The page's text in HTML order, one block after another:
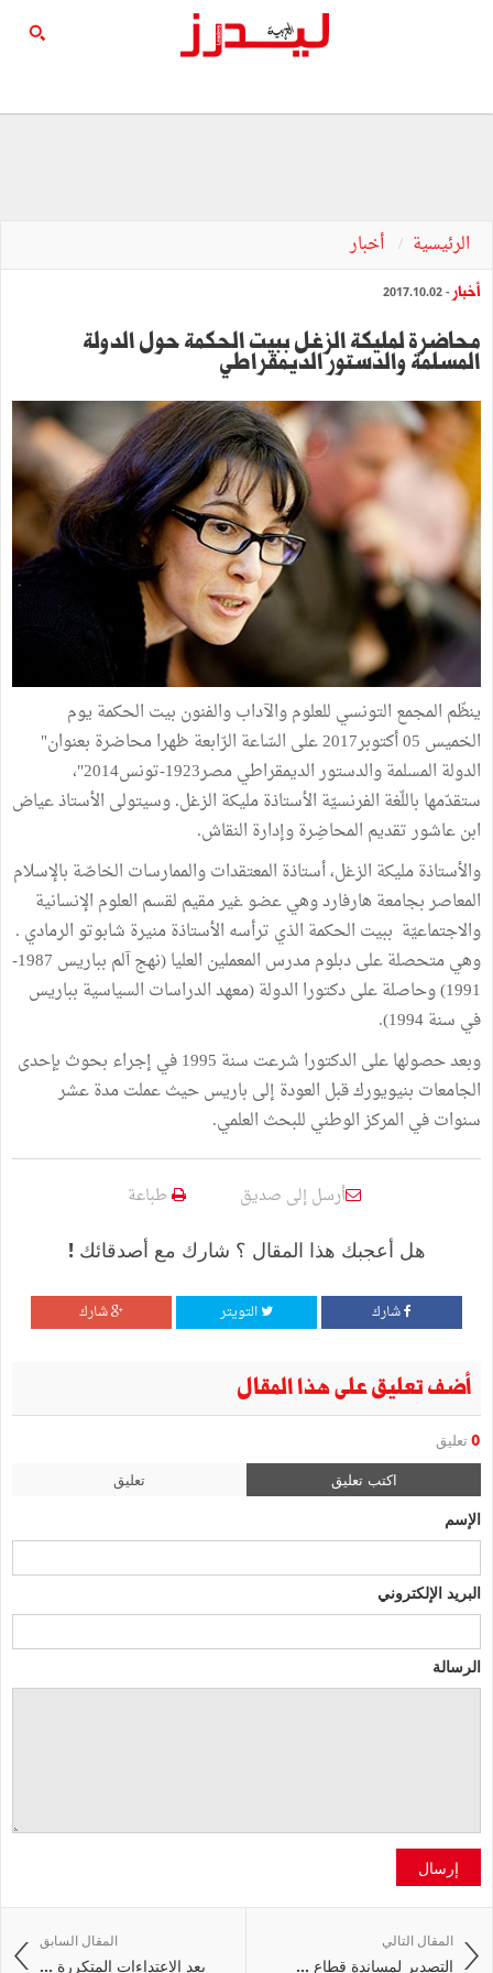
الرئيسية أخبار
أخبار - 2017.10.02
محاضرة لمليكة الزغل ببيت الحكمة حول الدولة
المسلمة والدستور الديمقراطي
ينظّم المجمع التونسي للعلوم والآداب والفنون بيت الحكمة يوم
الخميس 05 أكتوبر2017 على السّاعة الرّابعة ظهرا محاضرة بعنوان"
الدولة المسلمة والدستور الديمقراطي مصر1923-تونس2014"،
ستقدّمها باللّغة الفرنسيّة الأستاذة مليكة الزغل. وسيتولى الأستاذ عياض
ابن عاشور تقديم المحاضِرة وإدارة النقاش.
والأستاذة مليكة الزغل، أستاذة المعتقدات والممارسات الخاصّة بالإسلام
المعاصر بجامعة هارفارد وهي عضو غير مقيم لقسم العلوم الإنسانية
والاجتماعيّة ببيت الحكمة الذي ترأسه الأستاذة منيرة شابوتو الرمادي .
وهي متحصلة على دبلوم مدرس المعملين العليا (نهج آلم بباريس 1987-
1991) وحاصلة على دكتورا الدولة (معهد الدراسات السياسية بباريس
في سنة 1994).
وبعد حصولها على الدكتورا شرعت سنة 1995 في إجراء بحوث بإحدى
الجامعات بنيويورك قبل العودة إلى باريس حيث عملت مدة عشر
سنوات في المركز الوطني للبحث العلمي.
أرسل إلى صديق طباعة
هل أعجبك هذا المقال ؟ شارك مع أصدقائك !
شارك التويتر شارك
أضف تعليق على هذا المقال
0 تعليق
اكتب تعليق تعليق
الإسم
البريد الإلكتروني
الرسالة
إرسال
المقال السابق
بعد الاعتداءات المتكررة ...
المقال التالي
التصدير لمساندة قطاع ...